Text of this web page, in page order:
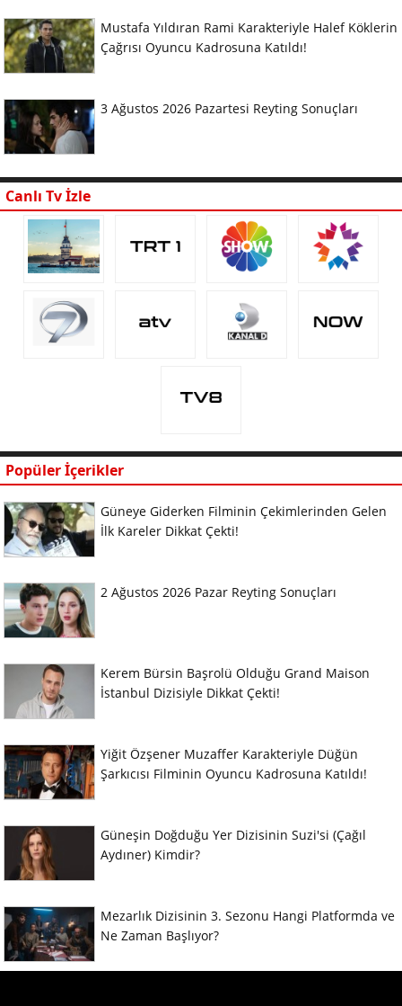
Mustafa Yıldıran Rami Karakteriyle Halef Köklerin
Çağrısı Oyuncu Kadrosuna Katıldı!
3 Ağustos 2026 Pazartesi Reyting Sonuçları
Canlı Tv İzle
Popüler İçerikler
Güneye Giderken Filminin Çekimlerinden Gelen
İlk Kareler Dikkat Çekti!
2 Ağustos 2026 Pazar Reyting Sonuçları
Kerem Bürsin Başrolü Olduğu Grand Maison
İstanbul Dizisiyle Dikkat Çekti!
Yiğit Özşener Muzaffer Karakteriyle Düğün
Şarkıcısı Filminin Oyuncu Kadrosuna Katıldı!
Güneşin Doğduğu Yer Dizisinin Suzi'si (Çağıl
Aydıner) Kimdir?
Mezarlık Dizisinin 3. Sezonu Hangi Platformda ve
Ne Zaman Başlıyor?